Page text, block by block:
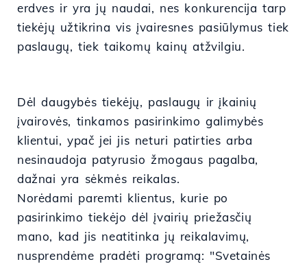
erdves ir yra jų naudai, nes konkurencija tarp
tiekėjų užtikrina vis įvairesnes pasiūlymus tiek
paslaugų, tiek taikomų kainų atžvilgiu.
Dėl daugybės tiekėjų, paslaugų ir įkainių
įvairovės, tinkamos pasirinkimo galimybės
klientui, ypač jei jis neturi patirties arba
nesinaudoja patyrusio žmogaus pagalba,
dažnai yra sėkmės reikalas.
Norėdami paremti klientus, kurie po
pasirinkimo tiekėjo dėl įvairių priežasčių
mano, kad jis neatitinka jų reikalavimų,
nusprendėme pradėti programą: "Svetainės